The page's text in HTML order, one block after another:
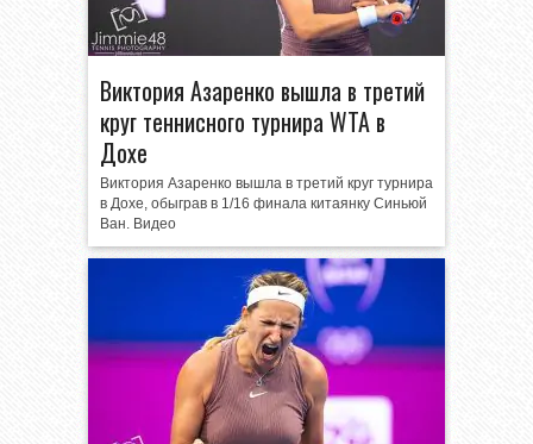
Виктория Азаренко вышла в третий
круг теннисного турнира WTA в
Дохе
Виктория Азаренко вышла в третий круг турнира
в Дохе, обыграв в 1/16 финала китаянку Синьюй
Ван. Видео